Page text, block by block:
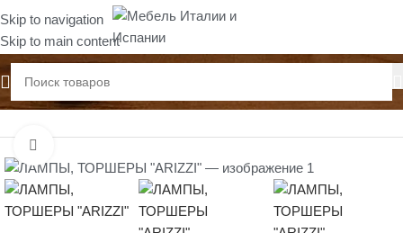
Skip to navigation
Skip to main content
Главная Люстры, лампы настольные